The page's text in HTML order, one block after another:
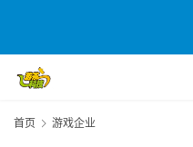
游
首页 游戏企业